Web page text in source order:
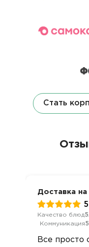
Стать
Доставка на
5
Качество блюд
Коммуникация
Все просто